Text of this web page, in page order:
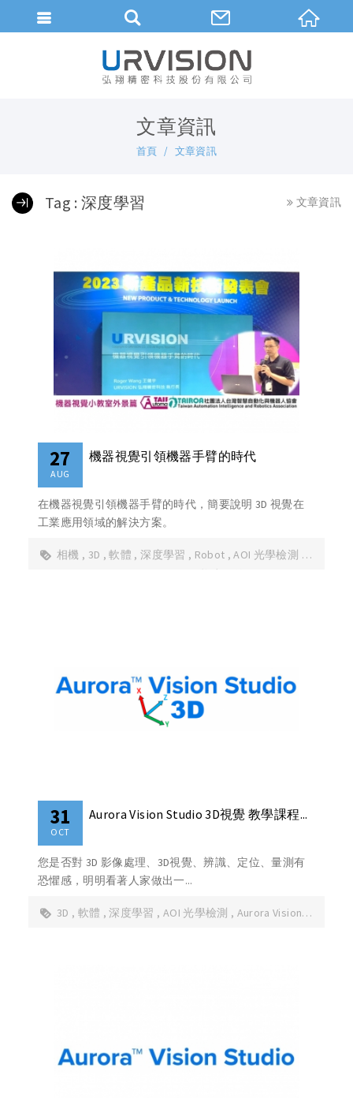
文章資訊
首頁 文章資訊
文章資訊
Tag : 深度學習
27
AUG
機器視覺引領機器手臂的時代
在機器視覺引領機器手臂的時代，簡要說明 3D 視覺在
工業應用領域的解決方案。
相機 3D 軟體 深度學習 Robot
AOI 光學檢測
MechMind 梅卡曼德
31
OCT
Aurora Vision Studio 3D視覺 教學課程...
您是否對 3D 影像處理、3D視覺、辨識、定位、量測有
恐懼感，明明看著人家做出一...
3D 軟體 深度學習 AOI 光學檢測
Aurora Vision
繁體中文